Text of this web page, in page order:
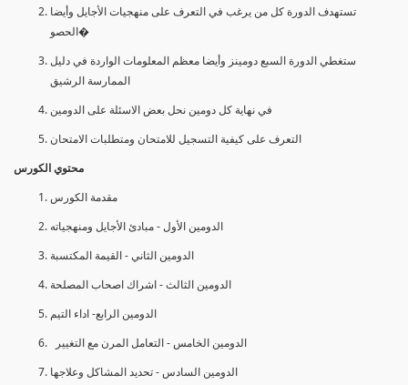
تستهدف الدورة كل من يرغب في التعرف على منهجيات الأجايل وأيضا
الحصو�
ستغطي الدورة السبع دومينز وأيضا معظم المعلومات الواردة في دليل
الممارسة الرشيق
في نهاية كل دومين نحل بعض الاسئلة على الدومين
التعرف على كيفية التسجيل للامتحان ومتطلبات الامتحان
محتوي الكورس
مقدمة الكورس
الدومين الأول - مبادئ الأجايل ومنهجياته
الدومين الثاني - القيمة المكتسبة
الدومين الثالث - اشراك اصحاب المصلحة
الدومين الرابع- اداء التيم
الدومين الخامس - التعامل المرن مع التغيير
الدومين السادس - تحديد المشاكل وعلاجها